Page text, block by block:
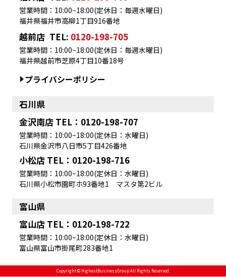
福井県福井市高柳1丁目916番地
営業時間：10:00~18:00(定休日：毎週水曜日)
越前店 TEL: 0120-198-705
福井県越前市芝原4丁目10番18号
営業時間：10:00~18:00(定休日：毎週水曜日)
プライバシーポリシー
石川県
金沢南店 TEL：0120-198-707
営業時間：10:00~18:00(定休日：水曜日)
石川県金沢市八日市5丁目426番地
小松店 TEL：0120-198-716
営業時間：10:00~18:00(定休日：水曜日)
石川県小松市園町ホ93番地1 マスタ第2ビル
富山県
富山店 TEL：0120-198-722
営業時間：10:00~18:00(定休日：水曜日)
富山県富山市掛尾町283番地1
Copyright © HighestBusinessGroup All Rights Reserved.